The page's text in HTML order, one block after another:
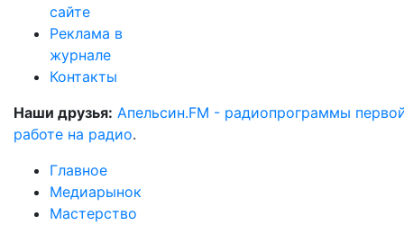
сайте
Реклама в
журнале
Контакты
Наши друзья: Апельсин.FM - радиопрограммы
работе на радио.
Главное
Медиарынок
Мастерство